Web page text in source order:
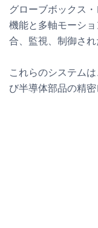
グローブボックス
機能と多軸モーシ
合、監視、制御され
これらのシステム
び半導体部品の精